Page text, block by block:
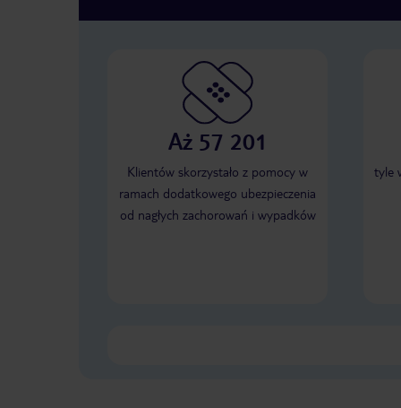
Aż 57 201
Klientów skorzystało z pomocy w
ramach dodatkowego ubezpieczenia
od nagłych zachorowań i wypadków
tyle